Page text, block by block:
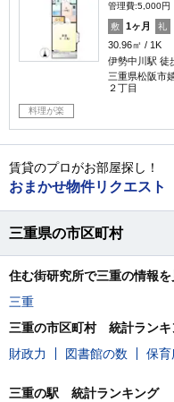
管理費:5,000円
敷 1ヶ月 礼
30.96㎡
1K
伊勢中川駅 徒
三重県松阪市
２丁目
料理が楽
賃貸のプロがお部屋探し！
おまかせ物件リクエスト
三重県の市区町村
住む街研究所で三重の情報を
三重
三重の市区町村 統計ランキ
財政力
図書館の数 保育
三重の駅 統計ランキング